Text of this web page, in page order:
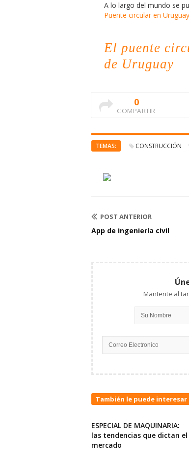
A lo largo del mundo se
Puente circular en Uruguay
El puente
de Uruguay
0
COMPARTIR
TEMAS: CONSTRUCCIÓN
POST ANTERIOR
App de ingeniería civil
También le puede interesar
ESPECIAL DE MAQUINARIA:
las tendencias que dictan el
mercado